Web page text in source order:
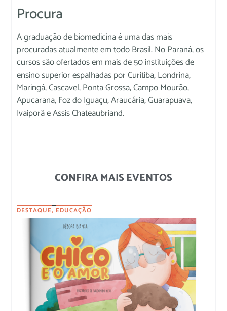
Procura
A graduação de biomedicina é uma das mais
procuradas atualmente em todo Brasil. No Paraná, os
cursos são ofertados em mais de 50 instituições de
ensino superior espalhadas por Curitiba, Londrina,
Maringá, Cascavel, Ponta Grossa, Campo Mourão,
Apucarana, Foz do Iguaçu, Araucária, Guarapuava,
Ivaiporã e Assis Chateaubriand.
CONFIRA MAIS EVENTOS
DESTAQUE, EDUCAÇÃO